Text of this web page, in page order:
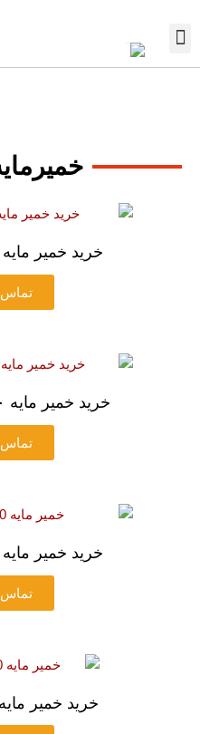
خرید خمیر مایه 100 گرم
تماس
خرید خمیر مایه ۴۵۰ گرمی سامینه
تماس
خرید خمیر مایه 500 گرم
تماس
خرید خمیر مایه 70 گرم سامینه